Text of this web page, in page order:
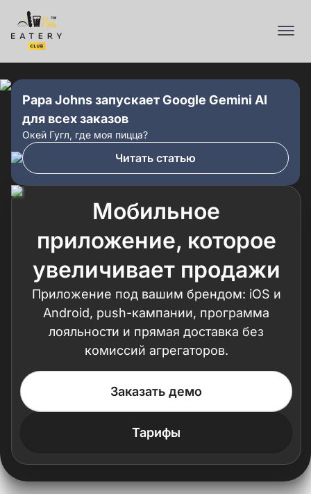
Papa Johns запускает Google Gemini AI
для всех заказов
Окей Гугл, где моя пицца?
Читать статью
Мобильное
приложение, которое
увеличивает продажи
Приложение под вашим брендом: iOS и
Android, push-кампании, программа
лояльности и прямая доставка без
комиссий агрегаторов.
Заказать демо
Тарифы